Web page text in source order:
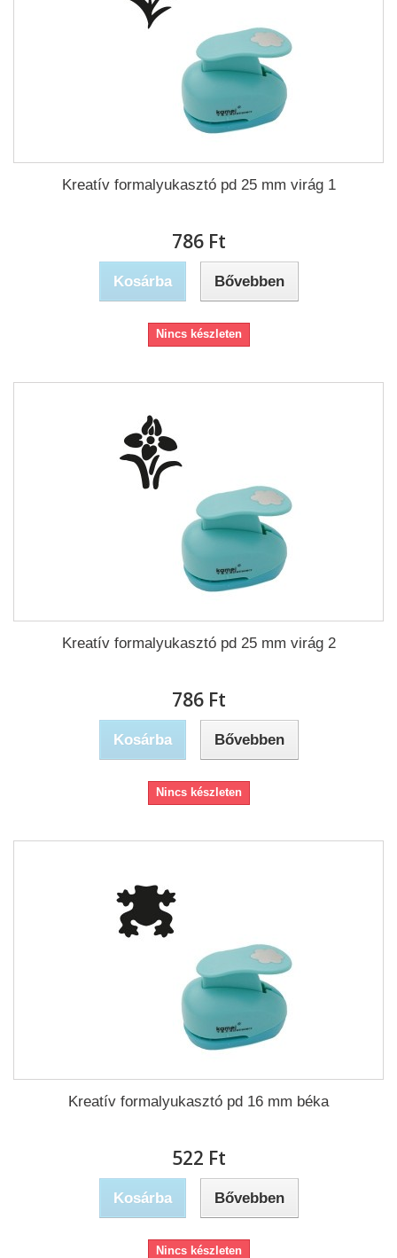
Kreatív formalyukasztó pd 25 mm virág 1
786 Ft‎
Kosárba Bővebben
Nincs készleten
Kreatív formalyukasztó pd 25 mm virág 2
786 Ft‎
Kosárba Bővebben
Nincs készleten
Kreatív formalyukasztó pd 16 mm béka
522 Ft‎
Kosárba Bővebben
Nincs készleten